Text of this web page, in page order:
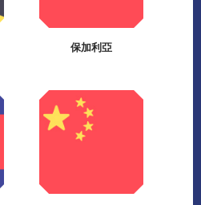
保加利亞